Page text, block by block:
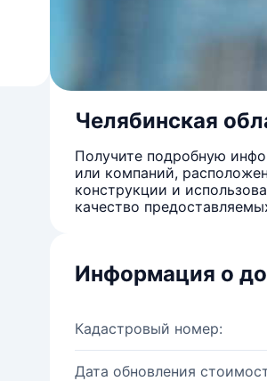
Челябинская
Получите подробную
или компаний,
конструкции и
качество
Информация о
Кадастровый номер:
Дата обновления